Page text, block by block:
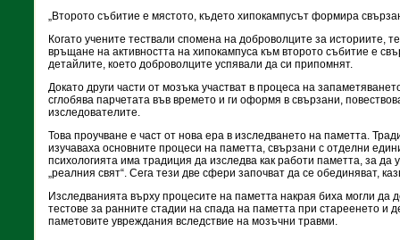
„Второто събитие е мястото, където хипокампусът формира
Когато учените тествали спомена на доброволците за историите,
връщане на активността на хипокампуса към второто събитие е
детайлите, което доброволците успявали да си припомнят.
Докато други части от мозъка участват в процеса на
сглобява парчетата във времето и ги оформя в свързани,
изследователите.
Това проучване е част от нова ера в изследването на паметта.
изучаваха основните процеси на паметта, свързани с отделни
психологията има традиция да изследва как работи паметта, за да
„реалния свят“. Сега тези две сфери започват да се обединяват,
Изследванията върху процесите на паметта накрая биха могли да
тестове за ранните стадии на спада на паметта при стареенето и
паметовите увреждания вследствие на мозъчни травми.